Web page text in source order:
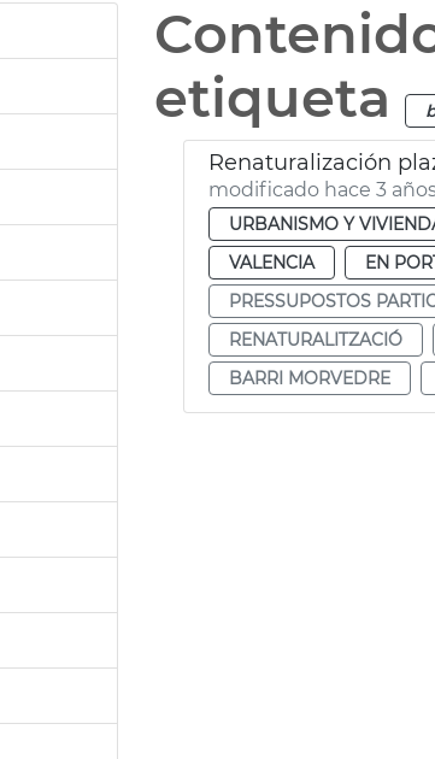
etiqueta
Renaturalización
modificado hace 3
URBANISMO Y
VALENCIA
EN
PRESSUPOSTOS
RENATURALITZACIÓ
BARRI MORVEDRE